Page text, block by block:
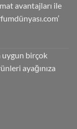
avantajları ile
uygun birçok
ayağınıza